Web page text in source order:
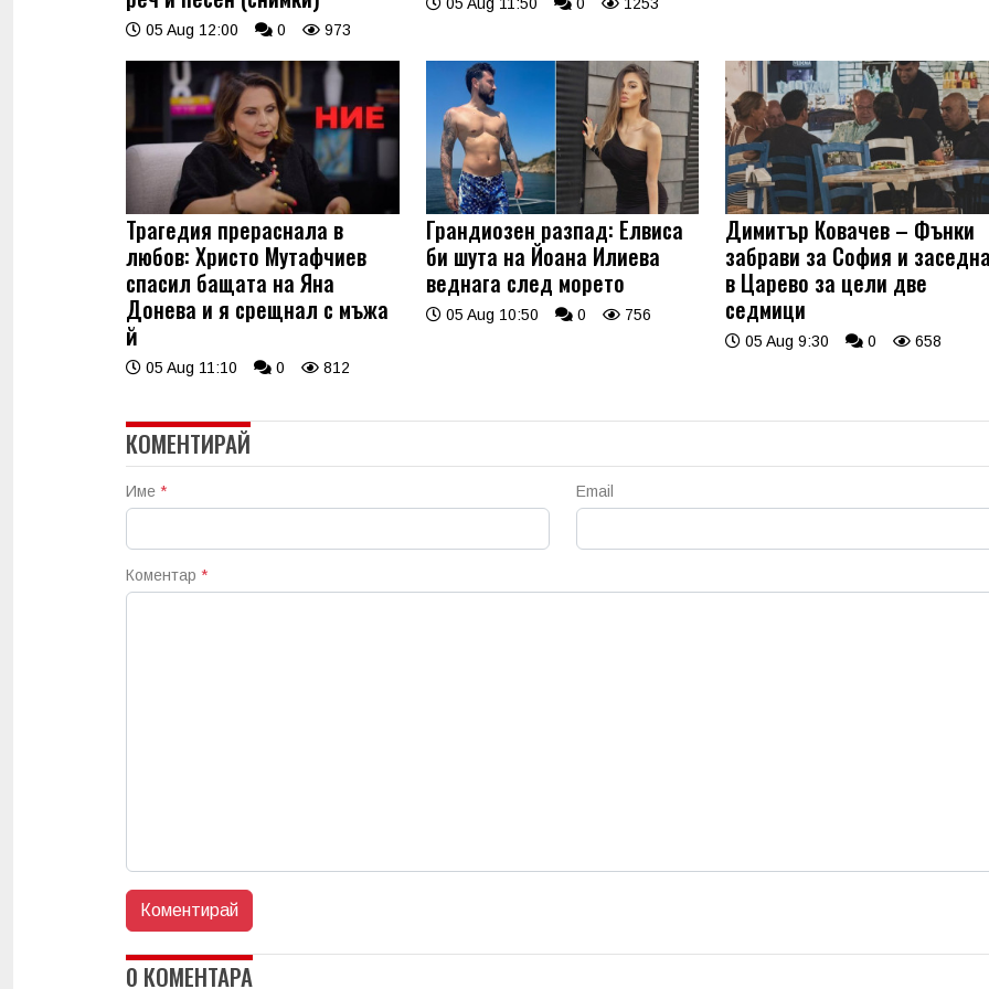
05 Aug 12:00 0 973
Трагедия прераснала в
любов: Христо Мутафчиев
спасил бащата на Яна
Донева и я срещнал с мъжа
й
05 Aug 11:10 0 812
Грандиозен разпад: Елвиса
би шута на Йоана Илиева
веднага след морето
05 Aug 10:50 0 756
Димитър Ковачев – Фънки
забрави за София и
в Царево за цели две
седмици
05 Aug 9:30 0 658
КОМЕНТИРАЙ
Име * Email
Коментар *
0 КОМЕНТАРА